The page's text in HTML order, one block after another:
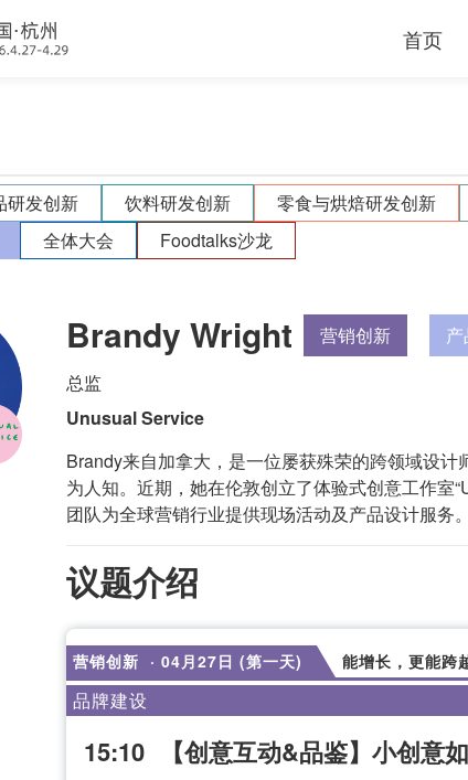
首页
研发创新 饮料研发创新 零食与烘焙研发创新
全体大会 Foodtalks沙龙
Brandy Wright 营销创新
总监
Unusual Service
Brandy来自加拿大，是一位屡获殊荣的跨领域设
为人知。近期，她在伦敦创立了体验式创意工作室
团队为全球营销行业提供现场活动及产品设计服务。
议题介绍
营销创新 · 04月27日 (第一天) 能增长，更能跨
品牌建设
15:10 【创意互动&品鉴】小创意